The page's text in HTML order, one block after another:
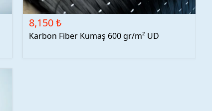
8,150 ₺
Karbon Fiber Kumaş 600 gr/m² UD